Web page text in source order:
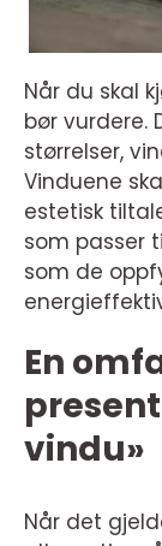
Når du skal
bør vurdere.
størrelser,
Vinduene
estetisk
som passer
som de
En
vindu»
Når det